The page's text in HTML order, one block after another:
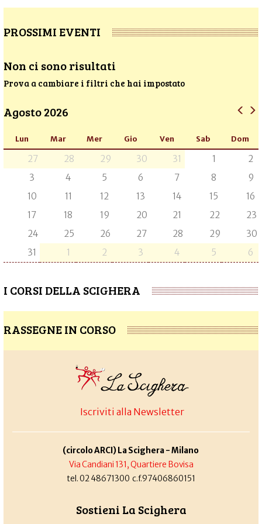
PROSSIMI EVENTI
Non ci sono risultati
Prova a cambiare i filtri che hai impostato
Agosto 2026
Lun Mar Mer Gio Ven Sab Dom
27 28 29 30 31 1
2
3
4 5 6 7 8
9
10
11 12 13 14 15
16
17
18 19 20 21 22
23
24
25 26 27 28 29
30
31
1 2 3 4 5 6
I CORSI DELLA SCIGHERA
RASSEGNE IN CORSO
Iscriviti alla Newsletter
(circolo ARCI) La Scighera - Milano
Via Candiani 131, Quartiere Bovisa
tel. 02 48671300 c.f.97406860151
Sostieni La Scighera